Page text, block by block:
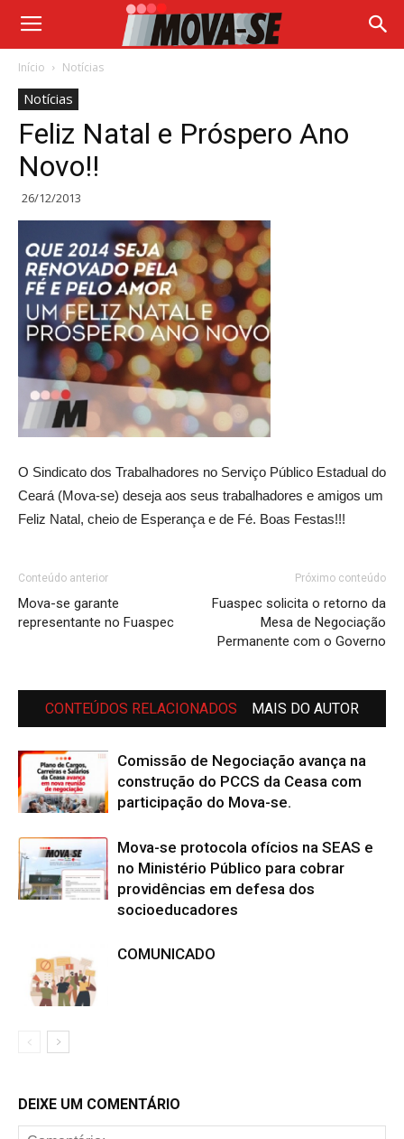
Início Notícias
Notícias
Feliz Natal e Próspero Ano
Novo!!
26/12/2013
O Sindicato dos Trabalhadores no Serviço Público Estadual do
Ceará (Mova-se) deseja aos seus trabalhadores e amigos um
Feliz Natal, cheio de Esperança e de Fé. Boas Festas!!!
Conteúdo anterior
Mova-se garante
representante no Fuaspec
Próximo conteúdo
Fuaspec solicita o retorno da
Mesa de Negociação
Permanente com o Governo
CONTEÚDOS RELACIONADOS MAIS DO AUTOR
Comissão de Negociação avança na
construção do PCCS da Ceasa com
participação do Mova-se.
Mova-se protocola ofícios na SEAS e
no Ministério Público para cobrar
providências em defesa dos
socioeducadores
COMUNICADO
DEIXE UM COMENTÁRIO